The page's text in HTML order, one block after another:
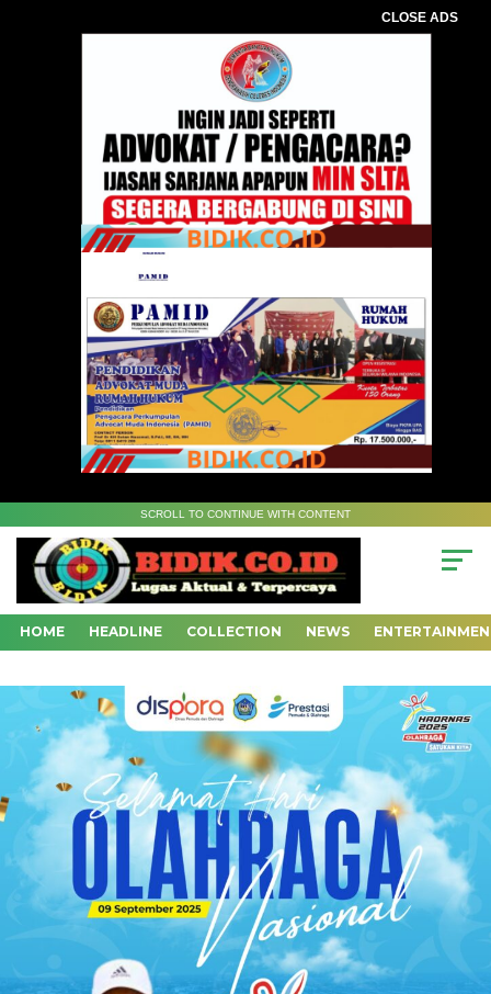
CLOSE ADS
SCROLL TO CONTINUE WITH CONTENT
HOME HEADLINE COLLECTION NEWS